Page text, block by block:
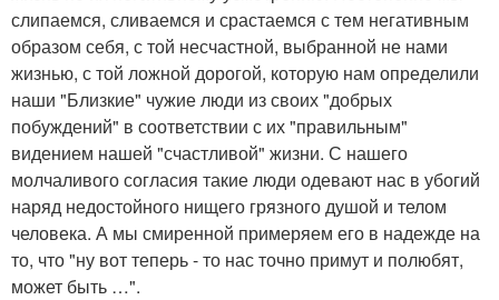
слипаемся, сливаемся и срастаемся с тем негативным
образом себя, с той несчастной, выбранной не нами
жизнью, с той ложной дорогой, которую нам определили
наши "Близкие" чужие люди из своих "добрых
побуждений" в соответствии с их "правильным"
видением нашей "счастливой" жизни. С нашего
молчаливого согласия такие люди одевают нас в убогий
наряд недостойного нищего грязного душой и телом
человека. А мы смиренной примеряем его в надежде на
то, что "ну вот теперь - то нас точно примут и полюбят,
может быть …".